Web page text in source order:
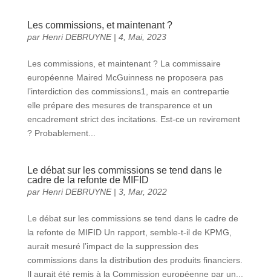
Les commissions, et maintenant ?
par Henri DEBRUYNE| 4, Mai, 2023
Les commissions, et maintenant ? La commissaire
européenne Maired McGuinness ne proposera pas
l’interdiction des commissions1, mais en contrepartie
elle prépare des mesures de transparence et un
encadrement strict des incitations. Est-ce un revirement
? Probablement...
Le débat sur les commissions se tend dans le
cadre de la refonte de MIFID
par Henri DEBRUYNE| 3, Mar, 2022
Le débat sur les commissions se tend dans le cadre de
la refonte de MIFID Un rapport, semble-t-il de KPMG,
aurait mesuré l’impact de la suppression des
commissions dans la distribution des produits financiers.
Il aurait été remis à la Commission européenne par un...